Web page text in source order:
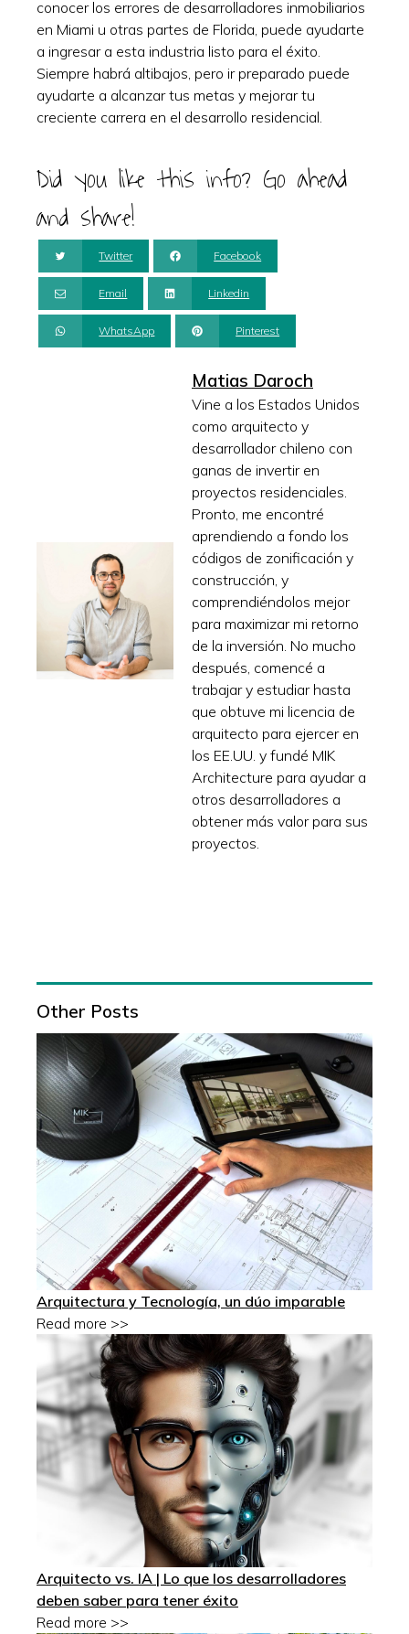
conocer los errores de desarrolladores inmobiliarios
en Miami u otras partes de Florida, puede ayudarte
a ingresar a esta industria listo para el éxito.
Siempre habrá altibajos, pero ir preparado puede
ayudarte a alcanzar tus metas y mejorar tu
creciente carrera en el desarrollo residencial.
Did you like this info? Go ahead
and share!
Twitter Facebook
Email Linkedin
WhatsApp Pinterest
Matias Daroch
Vine a los Estados Unidos
como arquitecto y
desarrollador chileno con
ganas de invertir en
proyectos residenciales.
Pronto, me encontré
aprendiendo a fondo los
códigos de zonificación y
construcción, y
comprendiéndolos mejor
para maximizar mi retorno
de la inversión. No mucho
después, comencé a
trabajar y estudiar hasta
que obtuve mi licencia de
arquitecto para ejercer en
los EE.UU. y fundé MIK
Architecture para ayudar a
otros desarrolladores a
obtener más valor para sus
proyectos.
Other Posts
Arquitectura y Tecnología, un dúo imparable
Read more >>
Arquitecto vs. IA | Lo que los desarrolladores
deben saber para tener éxito
Read more >>